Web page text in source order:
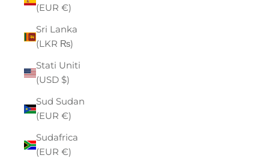
(EUR €)
Sri Lanka
(LKR ₨)
Stati Uniti
(USD $)
Sud Sudan
(EUR €)
Sudafrica
(EUR €)